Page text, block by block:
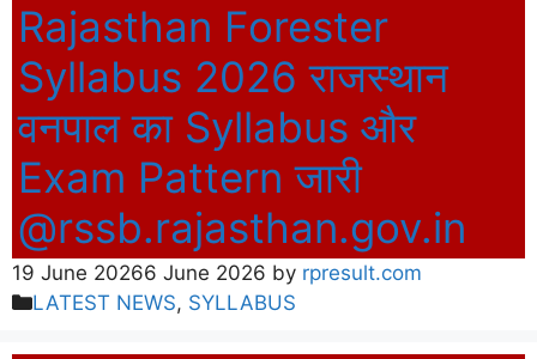
Rajasthan Forester
Syllabus 2026 राजस्थान
वनपाल का Syllabus और
Exam Pattern जारी
@rssb.rajasthan.gov.in
19 June 20266 June 2026 by rpresult.com
Categories
LATEST NEWS, SYLLABUS